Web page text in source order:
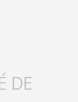
DE